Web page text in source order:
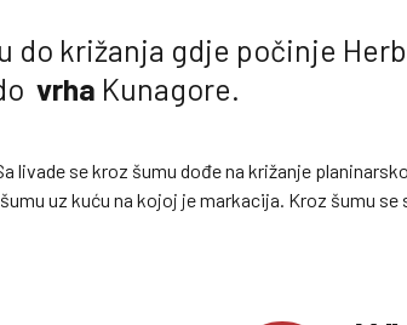
križanja gdje počinje
vrha Kunagore.
se kroz šumu dođe na križanje
uz kuću na kojoj je markacija. Kroz šumu